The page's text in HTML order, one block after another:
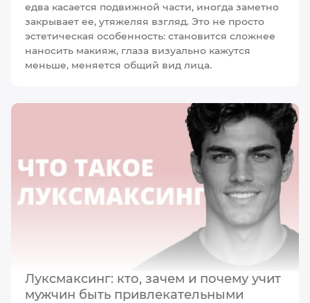
едва касается подвижной части, иногда заметно
закрывает ее, утяжеляя взгляд. Это не просто
эстетическая особенность: становится сложнее
наносить макияж, глаза визуально кажутся
меньше, меняется общий вид лица.
Луксмаксинг: кто, зачем и почему учит
мужчин быть привлекательными